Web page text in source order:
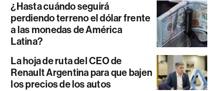
¿Hasta cuándo seguirá
perdiendo terreno el dólar frente
a las monedas de América
Latina?
La hoja de ruta del CEO de
Renault Argentina para que bajen
los precios de los autos